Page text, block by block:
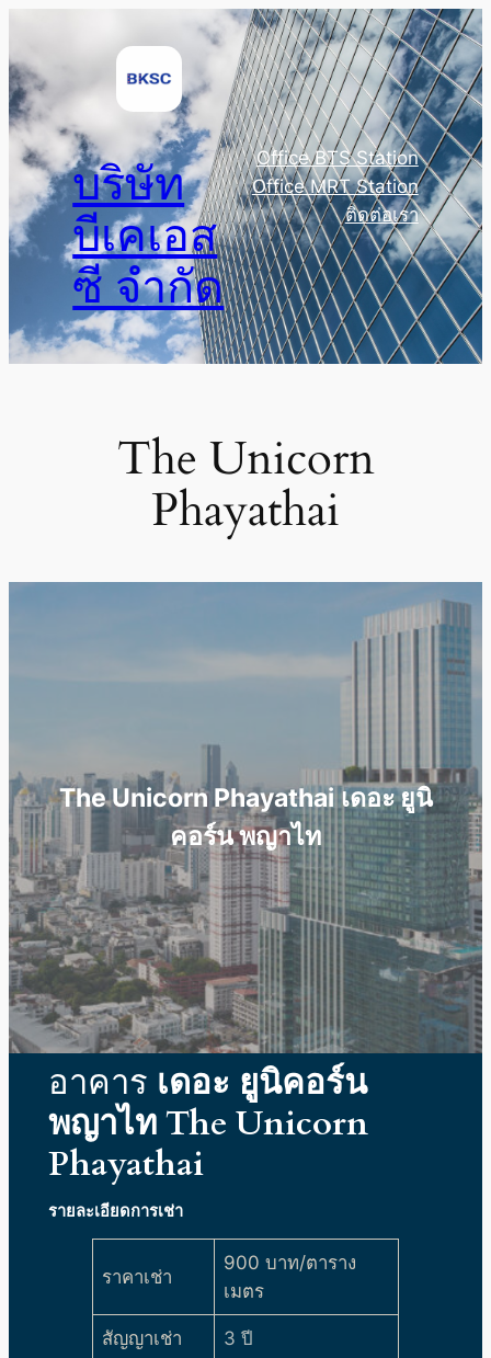
content
บริษัท
บีเคเอส
ซี จำกัด
Office BTS Station
Office MRT Station
ติดต่อเรา
The Unicorn
Phayathai
The Unicorn Phayathai เดอะ ยูนิ
คอร์น พญาไท
อาคาร เดอะ ยูนิคอร์น
พญาไทThe Unicorn
Phayathai
รายละเอียดการเช่า
ราคาเช่า
900 บาท/ตาราง
เมตร
สัญญาเช่า 3 ปี